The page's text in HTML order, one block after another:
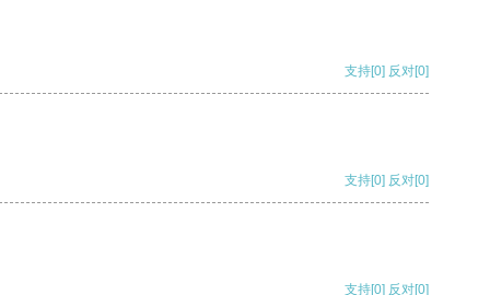
支持[0] 反对[0]
支持[0] 反对[0]
支持[0] 反对[0]